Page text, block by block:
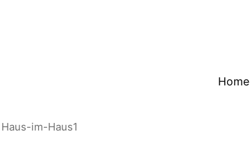
Home
Haus-im-Haus1